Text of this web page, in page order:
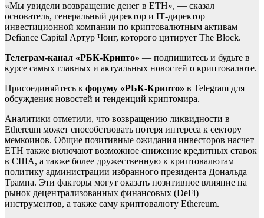
«Мы увидели возвращение денег в ETH», — сказал
основатель, генеральный директор и IТ-директор
инвестиционной компании по криптовалютным активам
Defiance Capital Артур Чонг, которого цитирует The Block.
Телеграм-канал «РБК-Крипто» — подпишитесь и будьте в
курсе самых главных и актуальных новостей о криптовалюте.
Присоединяйтесь к форуму «РБК-Крипто» в Telegram для
обсуждения новостей и тенденций криптомира.
Аналитики отметили, что возвращению ликвидности в
Ethereum может способствовать потеря интереса к сектору
мемкоинов. Общие позитивные ожидания инвесторов насчет
ETH также включают возможное снижение кредитных ставок
в США, а также более дружественную к криптовалютам
политику администрации избранного президента Дональда
Трампа. Эти факторы могут оказать позитивное влияние на
рынок децентрализованных финансовых (DeFi)
инструментов, а также саму криптовалюту Ethereum.